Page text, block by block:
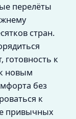
перелёты
стран.
к
новым
без
к
привычных